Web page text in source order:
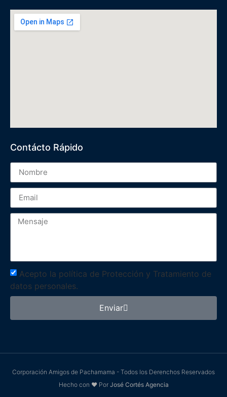
Contácto Rápido
Acepto la política de Protección y Tratamiento de
datos personales.
Enviar
Corporación Amigos de Pachamama - Todos los Derenchos Reservados
Hecho con ❤ Por José Cortés Agencia